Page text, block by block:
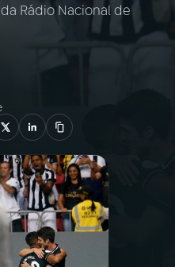
Rádio Nacional de